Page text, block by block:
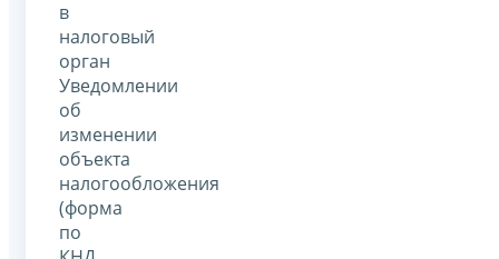
в
налоговый
орган
Уведомлении
об
изменении
объекта
налогообложения
(форма
по